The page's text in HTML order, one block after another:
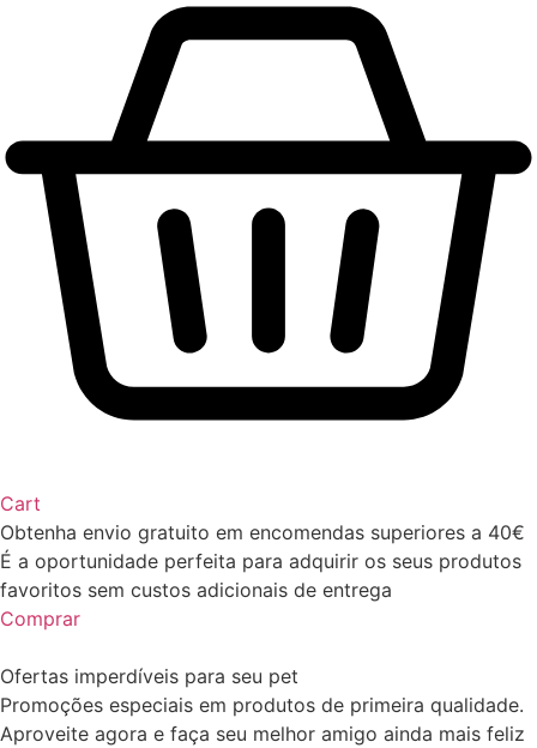
Cart
Obtenha envio gratuito em encomendas superiores a 40€
É a oportunidade perfeita para adquirir os seus produtos
favoritos sem custos adicionais de entrega
Comprar
Ofertas imperdíveis para seu pet
Promoções especiais em produtos de primeira qualidade.
Aproveite agora e faça seu melhor amigo ainda mais feliz